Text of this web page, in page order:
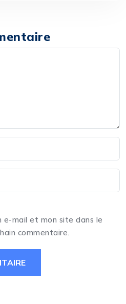
e-mail et mon site dans le
commentaire.